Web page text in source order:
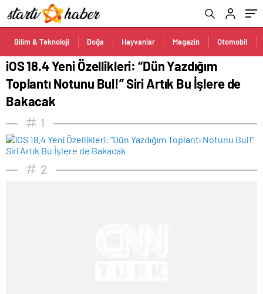
Bilim & Teknoloji Doğa Hayvanlar Magazin Otomobil
Bakacak
iOS 18.4 Yeni Özellikleri: “Dün Yazdığım
Toplantı Notunu Bul!” Siri Artık Bu İşlere de
Bakacak
1
2